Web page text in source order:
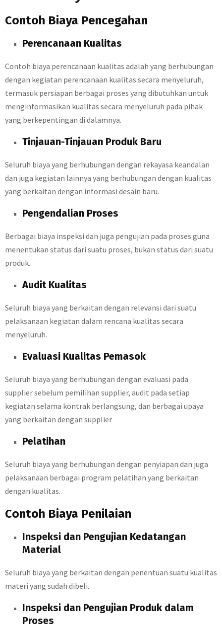
Contoh Biaya Pencegahan
Perencanaan Kualitas
Contoh biaya perencanaan kualitas adalah yang berhubungan
dengan kegiatan perencanaan kualitas secara menyeluruh,
termasuk persiapan berbagai proses yang dibutuhkan untuk
menginformasikan kualitas secara menyeluruh pada pihak
yang berkepentingan di dalamnya.
Tinjauan-Tinjauan Produk Baru
Seluruh biaya yang berhubungan dengan rekayasa keandalan
dan juga kegiatan lainnya yang berhubungan dengan kualitas
yang berkaitan dengan informasi desain baru.
Pengendalian Proses
Berbagai biaya inspeksi dan juga pengujian pada proses guna
menentukan status dari suatu proses, bukan status dari suatu
produk.
Audit Kualitas
Seluruh biaya yang berkaitan dengan relevansi dari suatu
pelaksanaan kegiatan dalam rencana kualitas secara
menyeluruh.
Evaluasi Kualitas Pemasok
Seluruh biaya yang berhubungan dengan evaluasi pada
supplier sebelum pemilihan supplier, audit pada setiap
kegiatan selama kontrak berlangsung, dan berbagai upaya
yang berkaitan dengan supplier
Pelatihan
Seluruh biaya yang berhubungan dengan penyiapan dan juga
pelaksanaan berbagai program pelatihan yang berkaitan
dengan kualitas.
Contoh Biaya Penilaian
Inspeksi dan Pengujian Kedatangan
Material
Seluruh biaya yang berkaitan dengan penentuan suatu kualitas
materi yang sudah dibeli.
Inspeksi dan Pengujian Produk dalam
Proses